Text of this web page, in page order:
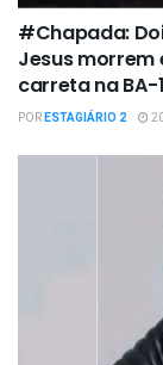
#Chapada:
Jesus morrem
carreta na BA-
PORESTAGIÁRIO 2